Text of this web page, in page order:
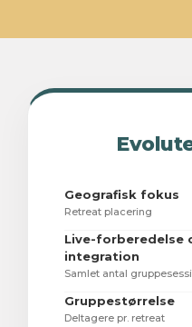
Geografisk fokus
Retreat placering
Live-forberedelse
integration
Samlet antal
Gruppestørrelse
Deltagere pr. retreat